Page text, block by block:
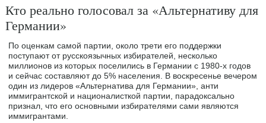
Кто реально голосовал за «Альтернативу для
Германии»
По оценкам самой партии, около трети его поддержки
поступают от русскоязычных избирателей, несколько
миллионов из которых поселились в Германии с 1980-х годов
и сейчас составляют до 5% населения. В воскресенье вечером
один из лидеров «Альтернатива для Германии», анти
иммигрантской и националисткой партии, парадоксально
признал, что его основными избирателями сами являются
иммигрантами.